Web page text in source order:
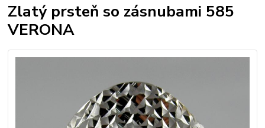
Zlatý prsteň so zásnubami 585
VERONA